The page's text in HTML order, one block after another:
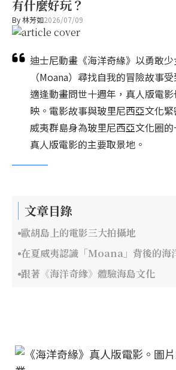
有什麼好玩？
By林芳如2026/07/09
迪士尼動畫《海洋奇緣》以勇敢
（Moana）尋找自我的冒險故事
適逢動畫問世十週年，真人版電
映。電影故事與玻里尼西亞文化
威夷群島身為玻里尼西亞文化圈
真人版電影的主要取景地。
文章目錄
歐胡島上的電影三大拍攝地
在夏威夷認識「Moana」背後的海
跟著《海洋奇緣》體驗海島文化